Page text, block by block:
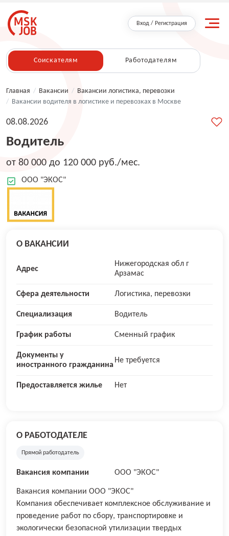
Вход / Регистрация
Соискателям Работодателям
Главная / Вакансии / Вакансии логистика, перевозки
/ Вакансии водителя в логистике и перевозках в Москве
Водитель
08.08.2026
от 80 000 до 120 000 руб./мес.
ООО "ЭКОС"
О ВАКАНСИИ
Адрес
Нижегородская обл г
Арзамас
Сфера деятельности Логистика, перевозки
Специализация Водитель
График работы Сменный график
Документы у
иностранного гражданина
Не требуется
Предоставляется жилье Нет
О РАБОТОДАТЕЛЕ
Прямой работодатель
Вакансия компании ООО "ЭКОС"
Вакансия компании ООО "ЭКОС"
Компания обеспечивает комплексное обслуживание и
проведение работ по сбору, транспортировке и
экологически безопасной утилизации твердых